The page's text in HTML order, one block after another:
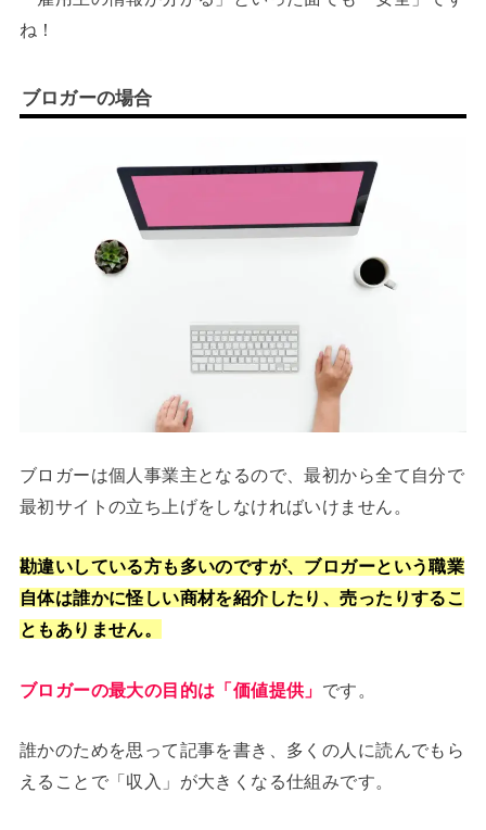
ね！
ブロガーの場合
ブロガーは個人事業主となるので、最初から全て自分で
最初サイトの立ち上げをしなければいけません。
勘違いしている方も多いのですが、ブロガーという職業
自体は誰かに怪しい商材を紹介したり、売ったりするこ
ともありません。
ブロガーの最大の目的は「価値提供」 です。
誰かのためを思って記事を書き、多くの人に読んでもら
えることで「収入」が大きくなる仕組みです。